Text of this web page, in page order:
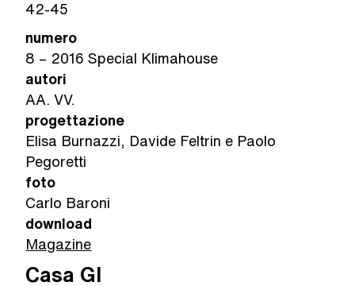
42-45
numero
8 – 2016 Special Klimahouse
autori
AA. VV.
progettazione
Elisa Burnazzi, Davide Feltrin e Paolo
Pegoretti
foto
Carlo Baroni
download
Magazine
Casa GI